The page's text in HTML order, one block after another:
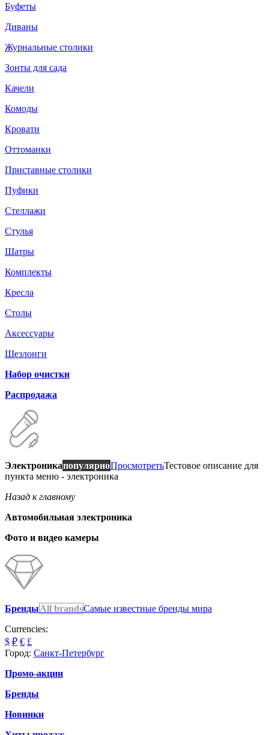
Буфеты
Диваны
Журнальные столики
Зонты для сада
Качели
Комоды
Кровати
Оттоманки
Приставные столики
Пуфики
Стеллажи
Стулья
Шатры
Комплекты
Кресла
Столы
Аксессуары
Шезлонги
Набор очистки
Распродажа
ЭлектроникапопулярноПросмотретьТестовое описание для
пункта меню - электроника
Назад к главному
Автомобильная электроника
Фото и видео камеры
БрендыAll brandsСамые известные бренды мира
Currencies:
$ ₽ € £
Город: Санкт-Петербург
Промо-акции
Бренды
Новинки